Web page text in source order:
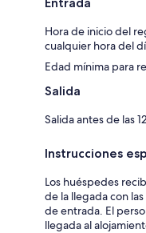
Hora de inicio del
cualquier hora del
Edad mínima para
Salida
Salida antes de las
Instrucciones
Los huéspedes
de la llegada con
de entrada. El
llegada al